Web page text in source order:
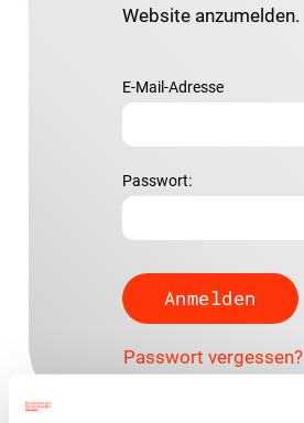
Website anzumelden.
E-Mail-Adresse
Passwort:
Passwort vergessen?